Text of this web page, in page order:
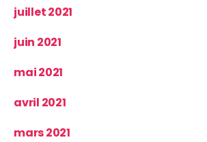
juillet 2021
juin 2021
mai 2021
avril 2021
mars 2021